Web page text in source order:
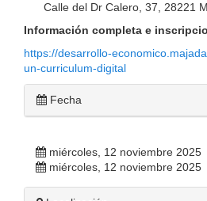
Calle del Dr Calero, 37, 28221
Información completa e
https://desarrollo-
un-curriculum-digital
Fecha
miércoles, 12 noviembre 2025
miércoles, 12 noviembre 2025